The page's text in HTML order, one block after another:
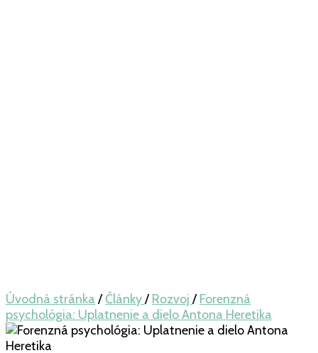
Úvodná stránka /Články/ Rozvoj / Forenzná
psychológia: Uplatnenie a dielo Antona Heretika